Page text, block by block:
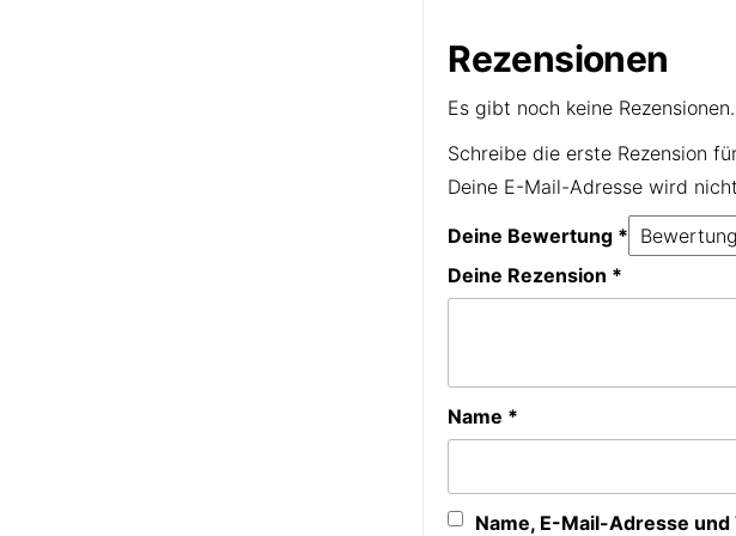
Rezensionen
Es gibt noch keine Rezensionen.
Schreibe die erste Rezension
Deine E-Mail-Adresse wird
Deine Bewertung *
Deine Rezension *
Name *
Name, E-Mail-Adresse